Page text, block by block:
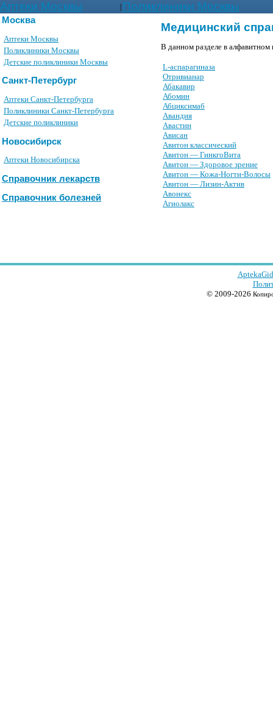
Аптеки Москвы | Поликлиники Москвы
Москва
Аптеки Москвы
Поликлиники Москвы
Детские поликлиники Москвы
Санкт-Петербург
Аптеки Санкт-Петербурга
Поликлиники Санкт-Петербурга
Детские поликлиники
Новосибирск
Аптеки Новосибирска
Справочник лекарств
Справочник болезней
Медицинский
В данном разделе в алфавитном
L-аспарагиназа
Oтpивианаp
Абакавир
Абомин
Абциксимаб
Авандия
Авастин
Ависан
Авитон классический
Авитон — ГинкгоВита
Авитон — Здоровое зрение
Авитон — Кожа-Ногти-Волосы
Авитон — Лизин-Актив
Авонекс
Агиолакс
© 2009-2026